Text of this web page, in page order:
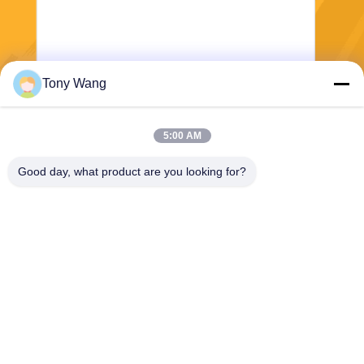
Tony Wang
5:00 AM
Good day, what product are you looking for?